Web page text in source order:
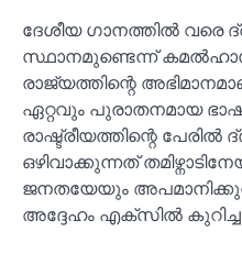
ദേശീയ ഗാനത്തില്‍ വരെ
സ്ഥാനമുണ്ടെന്ന്
രാജ്യത്തിന്റെ
ഏറ്റവും പുരാതനമായ
രാഷ്ട്രീയത്തിന്റെ
ഒഴിവാക്കുന്നത്
ജനതയേയും
അദ്ദേഹം എക്സില്‍